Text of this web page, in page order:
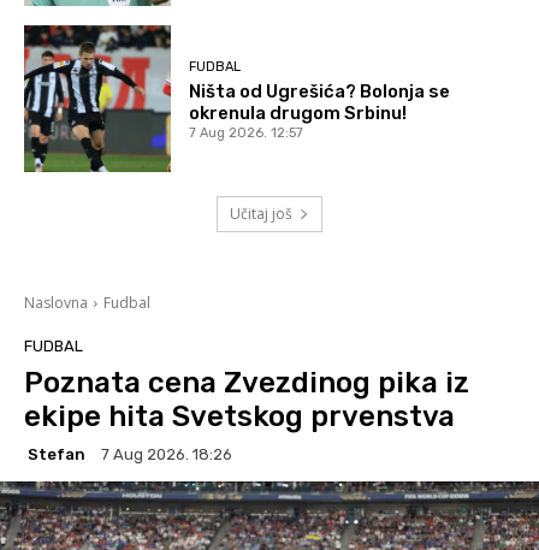
FUDBAL
Ništa od Ugrešića? Bolonja se
okrenula drugom Srbinu!
7 Aug 2026. 12:57
Učitaj još